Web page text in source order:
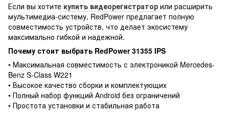
Если вы хотите купить видеорегистратор или расширить
мультимедиа-систему, RedPower предлагает полную
совместимость устройств, что делает экосистему
максимально гибкой и надежной.
Почему стоит выбрать RedPower 31355 IPS
• Максимальная совместимость с электроникой Mercedes-
Benz S-Class W221
• Высокое качество сборки и комплектующих
• Полный набор функций Android без ограничений
• Простота установки и стабильная работа